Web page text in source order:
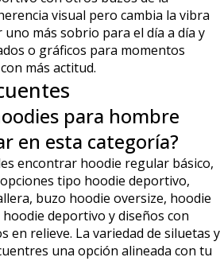
visual pero cambia la vibra
más sobrio para el día a día y
o gráficos para momentos
más actitud.
para hombre
en esta categoría?
encontrar hoodie regular básico,
tipo hoodie deportivo,
buzo hoodie oversize, hoodie
deportivo y diseños con
en relieve. La variedad de siluetas y
una opción alineada con tu